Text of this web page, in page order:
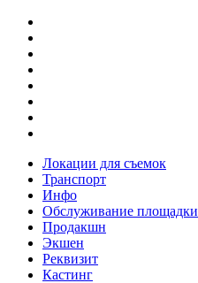
Локации для съемок
Транспорт
Инфо
Обслуживание площадки
Продакшн
Экшен
Реквизит
Кастинг